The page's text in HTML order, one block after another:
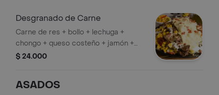
Desgranado de Carne
Carne de res + bollo + lechuga +
chongo + queso costeño + jamón +
salteado de pimentón y cebolla.
$ 24.000
ASADOS